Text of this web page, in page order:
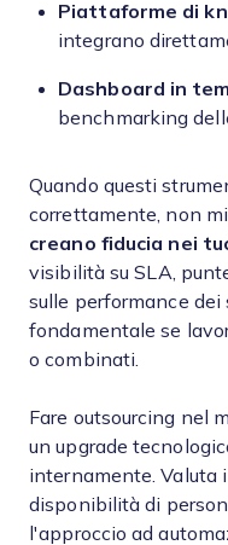
Piattaforme di
integrano
Dashboard in
benchmarking
Quando questi
correttamente, non
creano fiducia nei
visibilità su SLA,
sulle performance dei
fondamentale se
o combinati.
Fare outsourcing nel
un upgrade
internamente. Valuta
disponibilità di
l'approccio ad